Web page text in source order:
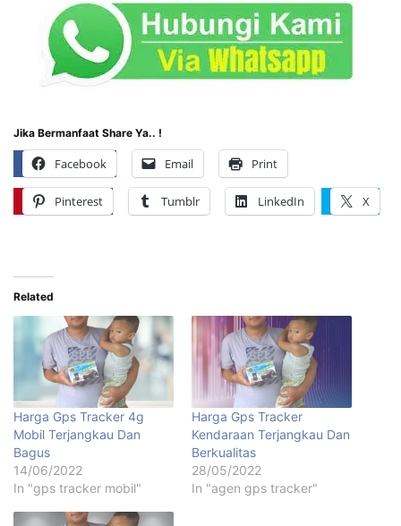
Jika Bermanfaat Share Ya.. !
Facebook Email Print
Pinterest Tumblr LinkedIn X
Related
Harga Gps Tracker 4g
Mobil Terjangkau Dan
Bagus
14/06/2022
In "gps tracker mobil"
Harga Gps Tracker
Kendaraan Terjangkau Dan
Berkualitas
28/05/2022
In "agen gps tracker"